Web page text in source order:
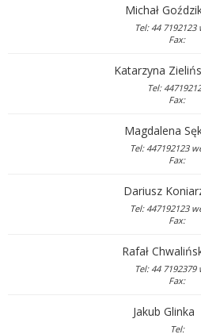
Michał
Tel: 44 7192123
Fax:
Katarzyna
Tel:
Fax:
Magdalena
Tel: 447192123
Fax:
Dariusz
Tel: 447192123
Fax:
Rafał
Tel: 44 7192379
Fax:
Jakub Glinka
Tel: